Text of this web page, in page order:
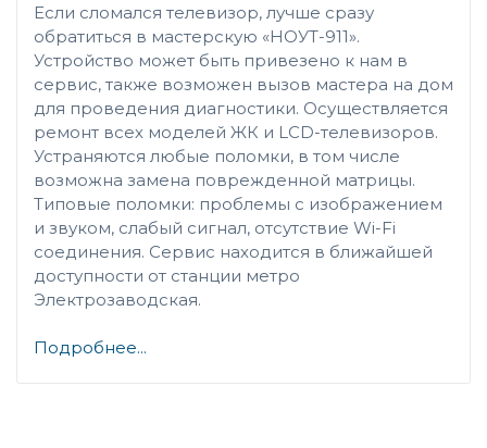
Если сломался телевизор, лучше сразу
обратиться в мастерскую «НОУТ-911».
Устройство может быть привезено к нам в
сервис, также возможен вызов мастера на дом
для проведения диагностики. Осуществляется
ремонт всех моделей ЖК и LCD-телевизоров.
Устраняются любые поломки, в том числе
возможна замена поврежденной матрицы.
Типовые поломки: проблемы с изображением
и звуком, слабый сигнал, отсутствие Wi-Fi
соединения. Сервис находится в ближайшей
доступности от станции метро
Электрозаводская.
Подробнее...